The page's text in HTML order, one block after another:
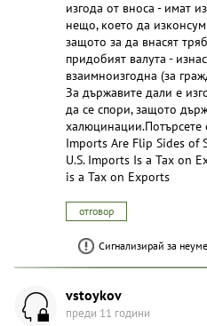
изгода от вноса - имат
нещо, което да
защото за да внасят
придобият валута -
взаимноизгодна (за
За държавите дали е
да се спори, защото
халюцинации.Потърсете
Imports Are Flip Sides of
U.S. Imports Is a Tax on
is a Tax on Exports
отговор
Сигнализирай за
vstoykov
преди 11 години